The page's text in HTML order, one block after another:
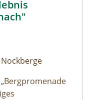
im Schloss
in